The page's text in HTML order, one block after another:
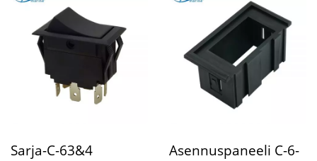
Sarja-C-63&4
Asennuspaneeli C-6-